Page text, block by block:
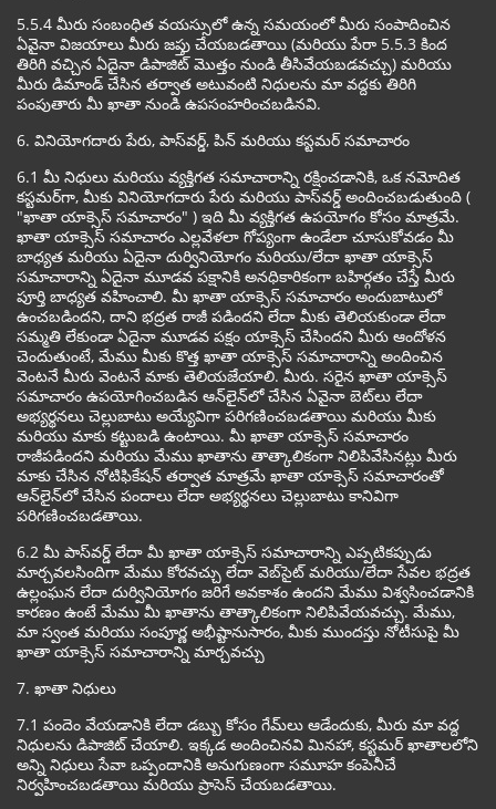
5.5.4 మీరు సంబంధిత వయస్సులో ఉన్న సమయంలో మీరు సంపాదించిన
ఏవైనా విజయాలు మీరు జప్తు చేయబడతాయి (మరియు పేరా 5.5.3 కింద
తిరిగి వచ్చిన ఏదైనా డిపాజిట్ మొత్తం నుండి తీసివేయబడవచ్చు) మరియు
మీరు డిమాండ్ చేసిన తర్వాత అటువంటి నిధులను మా వద్దకు తిరిగి
పంపుతారు మీ ఖాతా నుండి ఉపసంహరించబడినవి.
6. వినియోగదారు పేరు, పాస్‌వర్డ్, పిన్ మరియు కస్టమర్ సమాచారం
6.1 మీ నిధులు మరియు వ్యక్తిగత సమాచారాన్ని రక్షించడానికి, ఒక నమోదిత
కస్టమర్‌గా, మీకు వినియోగదారు పేరు మరియు పాస్‌వర్డ్ అందించబడుతుంది (
"ఖాతా యాక్సెస్ సమాచారం" ) ఇది మీ వ్యక్తిగత ఉపయోగం కోసం మాత్రమే.
ఖాతా యాక్సెస్ సమాచారం ఎల్లవేళలా గోప్యంగా ఉండేలా చూసుకోవడం మీ
బాధ్యత మరియు ఏదైనా దుర్వినియోగం మరియు/లేదా ఖాతా యాక్సెస్
సమాచారాన్ని ఏదైనా మూడవ పక్షానికి అనధికారికంగా బహిర్గతం చేస్తే మీరు
పూర్తి బాధ్యత వహించాలి. మీ ఖాతా యాక్సెస్ సమాచారం అందుబాటులో
ఉంచబడిందని, దాని భద్రత రాజీ పడిందని లేదా మీకు తెలియకుండా లేదా
సమ్మతి లేకుండా ఏదైనా మూడవ పక్షం యాక్సెస్ చేసిందని మీరు ఆందోళన
చెందుతుంటే, మేము మీకు కొత్త ఖాతా యాక్సెస్ సమాచారాన్ని అందించిన
వెంటనే మీరు వెంటనే మాకు తెలియజేయాలి. మీరు. సరైన ఖాతా యాక్సెస్
సమాచారం ఉపయోగించబడిన ఆన్‌లైన్‌లో చేసిన ఏవైనా బెట్‌లు లేదా
అభ్యర్థనలు చెల్లుబాటు అయ్యేవిగా పరిగణించబడతాయి మరియు మీకు
మరియు మాకు కట్టుబడి ఉంటాయి. మీ ఖాతా యాక్సెస్ సమాచారం
రాజీపడిందని మరియు మేము ఖాతాను తాత్కాలికంగా నిలిపివేసినట్లు మీరు
మాకు చేసిన నోటిఫికేషన్ తర్వాత మాత్రమే ఖాతా యాక్సెస్ సమాచారంతో
ఆన్‌లైన్‌లో చేసిన పందాలు లేదా అభ్యర్థనలు చెల్లుబాటు కానివిగా
పరిగణించబడతాయి.
6.2 మీ పాస్‌వర్డ్ లేదా మీ ఖాతా యాక్సెస్ సమాచారాన్ని ఎప్పటికప్పుడు
మార్చవలసిందిగా మేము కోరవచ్చు లేదా వెబ్‌సైట్ మరియు/లేదా సేవల భద్రత
ఉల్లంఘన లేదా దుర్వినియోగం జరిగే అవకాశం ఉందని మేము విశ్వసించడానికి
కారణం ఉంటే మేము మీ ఖాతాను తాత్కాలికంగా నిలిపివేయవచ్చు. మేము,
మా స్వంత మరియు సంపూర్ణ అభీష్టానుసారం, మీకు ముందస్తు నోటీసుపై మీ
ఖాతా యాక్సెస్ సమాచారాన్ని మార్చవచ్చు
7. ఖాతా నిధులు
7.1 పందెం వేయడానికి లేదా డబ్బు కోసం గేమ్‌లు ఆడేందుకు, మీరు మా వద్ద
నిధులను డిపాజిట్ చేయాలి. ఇక్కడ అందించినవి మినహా, కస్టమర్ ఖాతాలలోని
అన్ని నిధులు సేవా ఒప్పందానికి అనుగుణంగా సమూహ కంపెనీచే
నిర్వహించబడతాయి మరియు ప్రాసెస్ చేయబడతాయి.